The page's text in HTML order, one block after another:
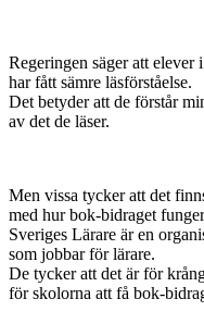
Regeringen säger att elever
har fått sämre läsförståelse.
Det betyder att de förstår
av det de läser.
Men vissa tycker att det
med hur bok-bidraget
Sveriges Lärare är en
som jobbar för lärare.
De tycker att det är för
för skolorna att få bok-